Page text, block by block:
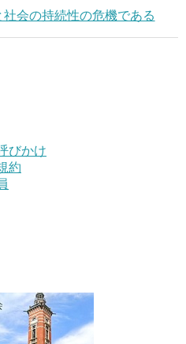
会の持続性の危機である
びかけ
約